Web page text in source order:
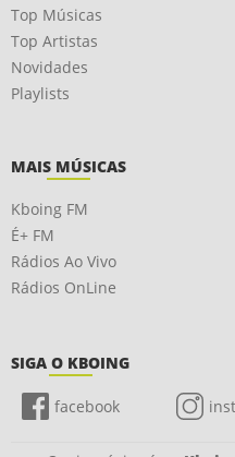
Top Músicas
Top Artistas
Novidades
Playlists
MAIS MÚSICAS
Kboing FM
É+ FM
Rádios Ao Vivo
Rádios OnLine
SIGA O KBOING
facebook